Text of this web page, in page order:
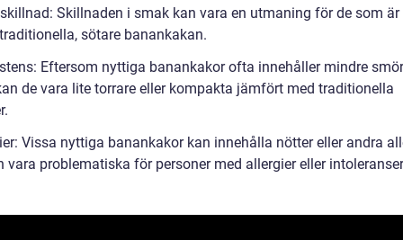
Skillnaden i smak kan vara en utmaning för de som är
sötare banankakan.
Eftersom nyttiga banankakor ofta innehåller mindre
de vara lite torrare eller kompakta jämfört med traditionella
Vissa nyttiga banankakor kan innehålla nötter eller andra
vara problematiska för personer med allergier eller